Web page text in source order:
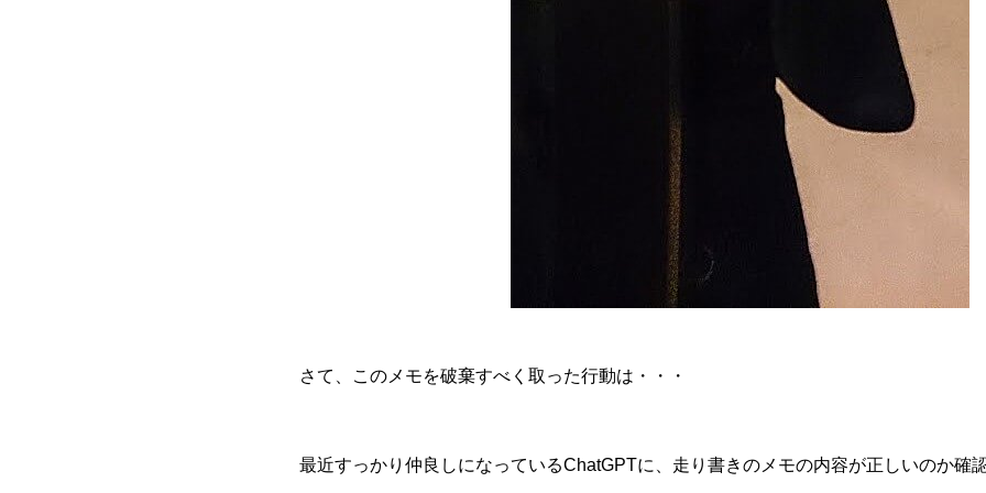
さて、このメモを破棄すべく取った行動は・・・
最近すっかり仲良しになっているChatGPTに、走り書きのメモの内容が正しいのか確